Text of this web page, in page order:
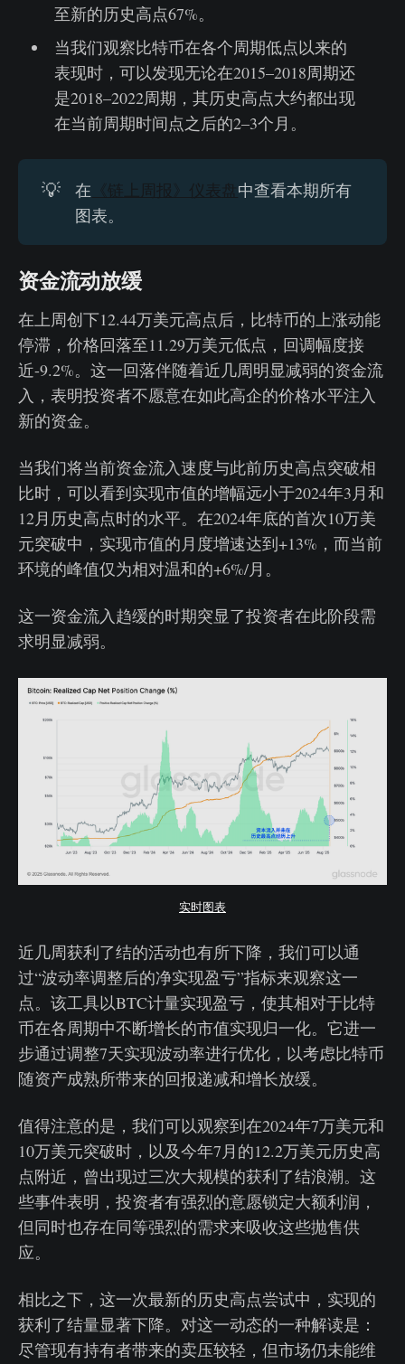
至新的历史高点67%。
当我们观察比特币在各个周期低点以来的
表现时，可以发现无论在2015–2018周期还
是2018–2022周期，其历史高点大约都出现
在当前周期时间点之后的2–3个月。
💡 在 《链上周报》仪表盘 中查看本期所有
图表。
资金流动放缓
在上周创下12.44万美元高点后，比特币的上涨动能
停滞，价格回落至11.29万美元低点，回调幅度接
近-9.2%。这一回落伴随着近几周明显减弱的资金流
入，表明投资者不愿意在如此高企的价格水平注入
新的资金。
当我们将当前资金流入速度与此前历史高点突破相
比时，可以看到实现市值的增幅远小于2024年3月和
12月历史高点时的水平。在2024年底的首次10万美
元突破中，实现市值的月度增速达到+13%，而当前
环境的峰值仅为相对温和的+6%/月。
这一资金流入趋缓的时期突显了投资者在此阶段需
求明显减弱。
实时图表
近几周获利了结的活动也有所下降，我们可以通
过“波动率调整后的净实现盈亏”指标来观察这一
点。该工具以BTC计量实现盈亏，使其相对于比特
币在各周期中不断增长的市值实现归一化。它进一
步通过调整7天实现波动率进行优化，以考虑比特币
随资产成熟所带来的回报递减和增长放缓。
值得注意的是，我们可以观察到在2024年7万美元和
10万美元突破时，以及今年7月的12.2万美元历史高
点附近，曾出现过三次大规模的获利了结浪潮。这
些事件表明，投资者有强烈的意愿锁定大额利润，
但同时也存在同等强烈的需求来吸收这些抛售供
应。
相比之下，这一次最新的历史高点尝试中，实现的
获利了结量显著下降。对这一动态的一种解读是：
尽管现有持有者带来的卖压较轻，但市场仍未能维